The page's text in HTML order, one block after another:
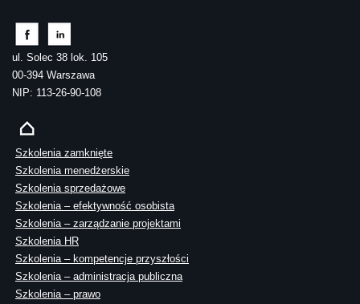
ul. Solec 38 lok. 105
00-394 Warszawa
NIP: 113-26-90-108
Szkolenia zamknięte
Szkolenia menedżerskie
Szkolenia sprzedażowe
Szkolenia – efektywność osobista
Szkolenia – zarządzanie projektami
Szkolenia HR
Szkolenia – kompetencje przyszłości
Szkolenia – administracja publiczna
Szkolenia – prawo